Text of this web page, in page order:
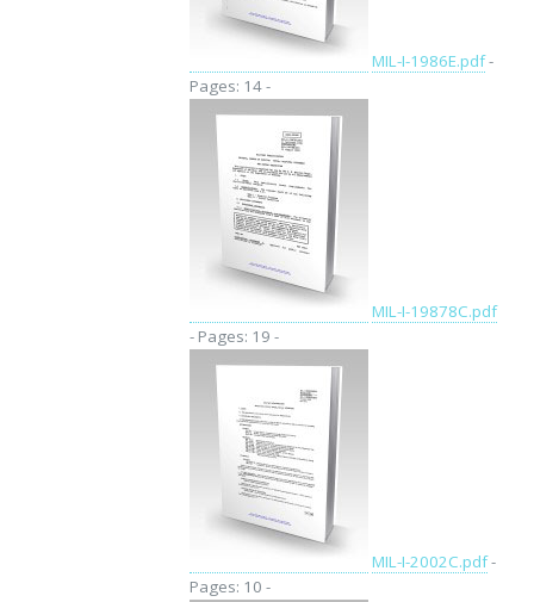
MIL-I-1986E.pdf-
Pages: 14 -
MIL-I-19878C.pdf
- Pages: 19 -
MIL-I-2002C.pdf-
Pages: 10 -